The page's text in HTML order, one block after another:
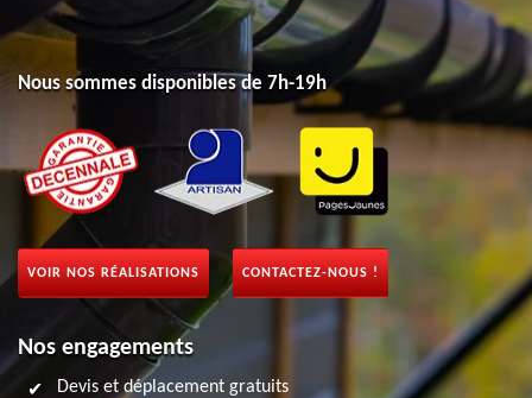
Nous sommes disponibles de 7h-19h
VOIR NOS RÉALISATIONS CONTACTEZ-NOUS !
Nos engagements
Devis et déplacement gratuits